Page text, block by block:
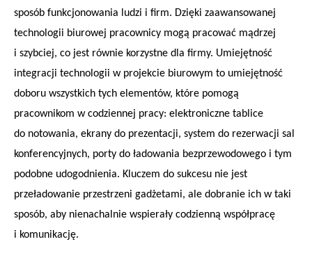
sposób funkcjonowania ludzi i firm. Dzięki zaawansowanej
technologii biurowej pracownicy mogą pracować mądrzej
i szybciej, co jest równie korzystne dla firmy. Umiejętność
integracji technologii w projekcie biurowym to umiejętność
doboru wszystkich tych elementów, które pomogą
pracownikom w codziennej pracy: elektroniczne tablice
do notowania, ekrany do prezentacji, system do rezerwacji sal
konferencyjnych, porty do ładowania bezprzewodowego i tym
podobne udogodnienia. Kluczem do sukcesu nie jest
przeładowanie przestrzeni gadżetami, ale dobranie ich w taki
sposób, aby nienachalnie wspierały codzienną współpracę
i komunikację.